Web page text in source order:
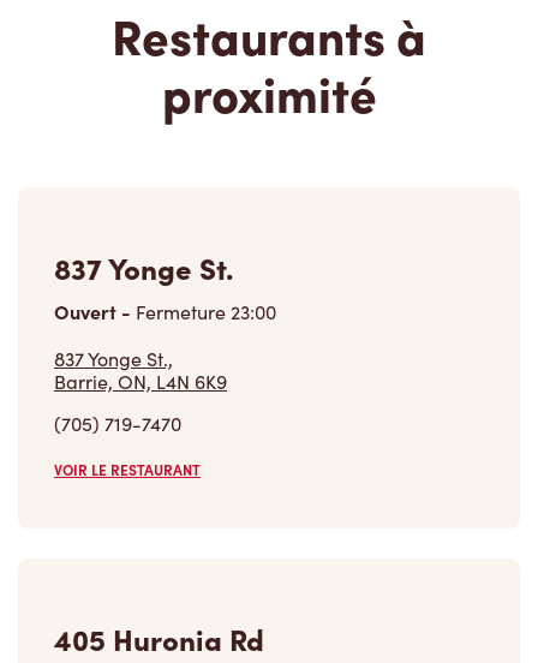
Restaurants à
proximité
837 Yonge St.
Ouvert - Fermeture23:00
837 Yonge St.,
Barrie, ON, L4N 6K9
(705) 719-7470
VOIR LE RESTAURANT
405 Huronia Rd